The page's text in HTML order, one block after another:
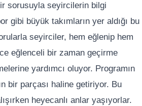
sorusuyla seyircilerin bilgi
büyük takımların yer aldığı bu
seyirciler, hem eğlenip hem
eğlenceli bir zaman geçirme
yardımcı oluyor. Programın
bir parçası haline getiriyor. Bu
heyecanlı anlar yaşıyorlar.